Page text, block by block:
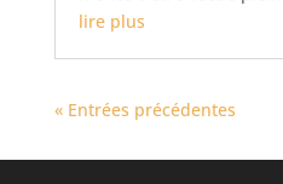
lire plus
« Entrées précédentes